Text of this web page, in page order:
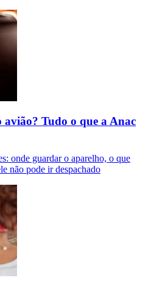
Tudo o que a Anac
onde guardar o aparelho, o que
não pode ir despachado